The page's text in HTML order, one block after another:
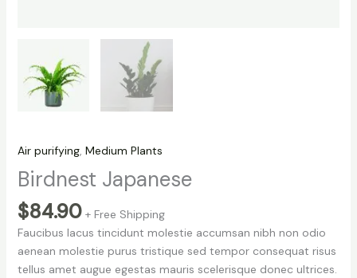
Air purifying, Medium Plants
Birdnest Japanese
$84.90 + Free Shipping
Faucibus lacus tincidunt molestie accumsan nibh non odio
aenean molestie purus tristique sed tempor consequat risus
tellus amet augue egestas mauris scelerisque donec ultrices.